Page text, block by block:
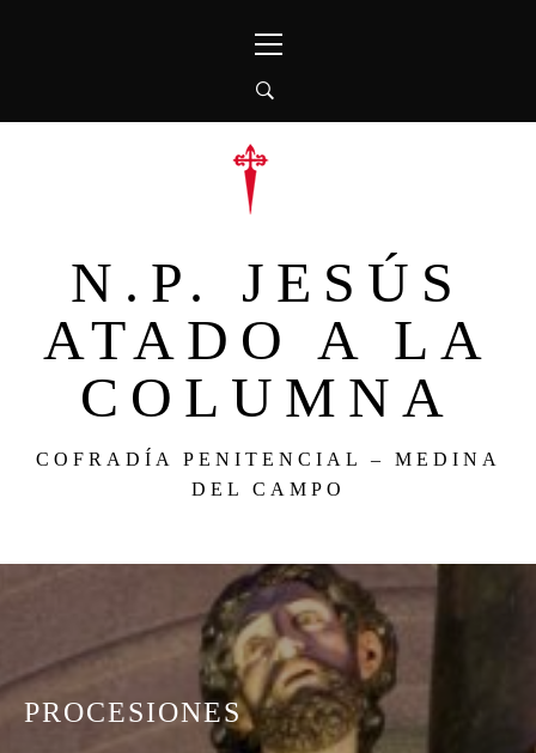
principal
N.P. JESÚS
ATADO A LA
COLUMNA
COFRADÍA PENITENCIAL – MEDINA
DEL CAMPO
PROCESIONES